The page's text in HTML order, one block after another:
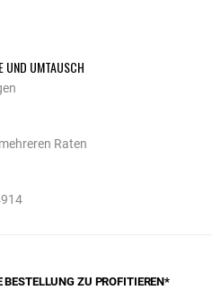
UND UMTAUSCH
Raten
BESTELLUNG ZU PROFITIEREN*